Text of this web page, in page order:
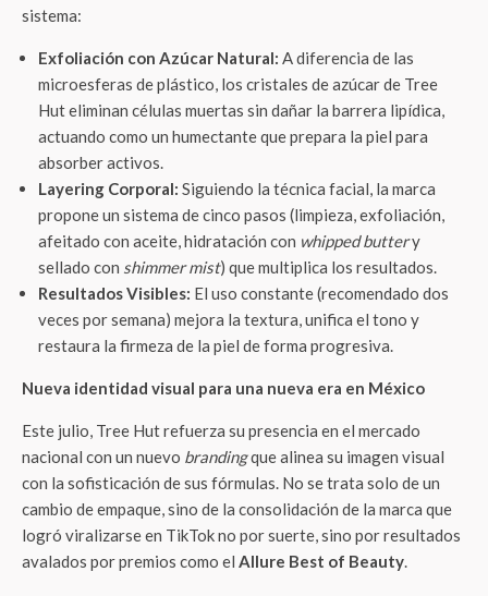
sistema:
Exfoliación con Azúcar Natural: A diferencia de las
microesferas de plástico, los cristales de azúcar de Tree
Hut eliminan células muertas sin dañar la barrera lipídica,
actuando como un humectante que prepara la piel para
absorber activos.
Layering Corporal: Siguiendo la técnica facial, la marca
propone un sistema de cinco pasos (limpieza, exfoliación,
afeitado con aceite, hidratación con whipped buttery
sellado con shimmer mist) que multiplica los resultados.
Resultados Visibles: El uso constante (recomendado dos
veces por semana) mejora la textura, unifica el tono y
restaura la firmeza de la piel de forma progresiva.
Nueva identidad visual para una nueva era en México
Este julio, Tree Hut refuerza su presencia en el mercado
nacional con un nuevo brandingque alinea su imagen visual
con la sofisticación de sus fórmulas. No se trata solo de un
cambio de empaque, sino de la consolidación de la marca que
logró viralizarse en TikTok no por suerte, sino por resultados
avalados por premios como el Allure Best of Beauty.